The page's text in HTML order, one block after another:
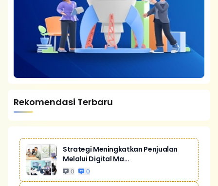
Rekomendasi Terbaru
Strategi Meningkatkan Penjualan
Melalui Digital Ma...
0 0